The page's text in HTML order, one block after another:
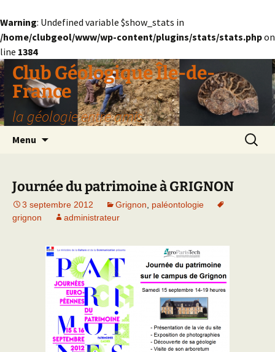
Warning: Undefined variable $show_stats in
/home/clubgeol/www/wp-content/plugins/stats/stats.phpon
line 1384
Aller
au
contenu
Club Géologique Île-de-
France
la géologie entre amis
Menu
Journée du patrimoine à GRIGNON
3 septembre 2012 Grignon
paléontologie
grignon
administrateur